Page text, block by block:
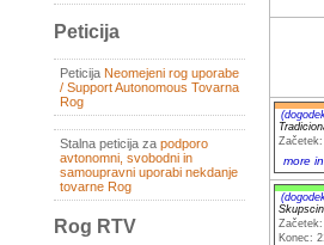
Peticija
Peticija Neomejeni rog uporabe
/ Support Autonomous Tovarna
Rog
Stalna peticija za podporo
avtonomni, svobodni in
samoupravni uporabi nekdanje
tovarne Rog
Rog RTV
more
Konec: